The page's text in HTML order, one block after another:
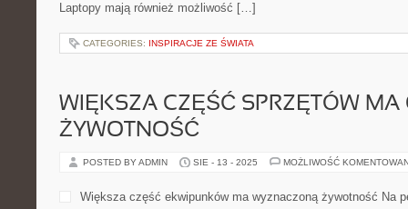
Laptopy mają również możliwość […]
CATEGORIES: INSPIRACJE ZE ŚWIATA
WIĘKSZA CZĘŚĆ SPRZĘTÓW MA
ŻYWOTNOŚĆ
POSTED BY ADMIN SIE - 13 - 2025 MOŻLIWOŚĆ
Większa część ekwipunków ma wyznaczoną żywotność Na